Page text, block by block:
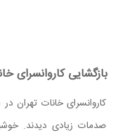
بازگشایی کاروانسرای
صدمات زیادی دیدند.